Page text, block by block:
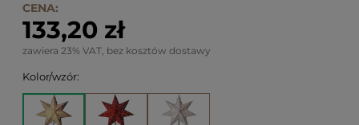
CENA:
133,20 zł
zawiera 23% VAT, bez kosztów dostawy
Kolor/wzór: